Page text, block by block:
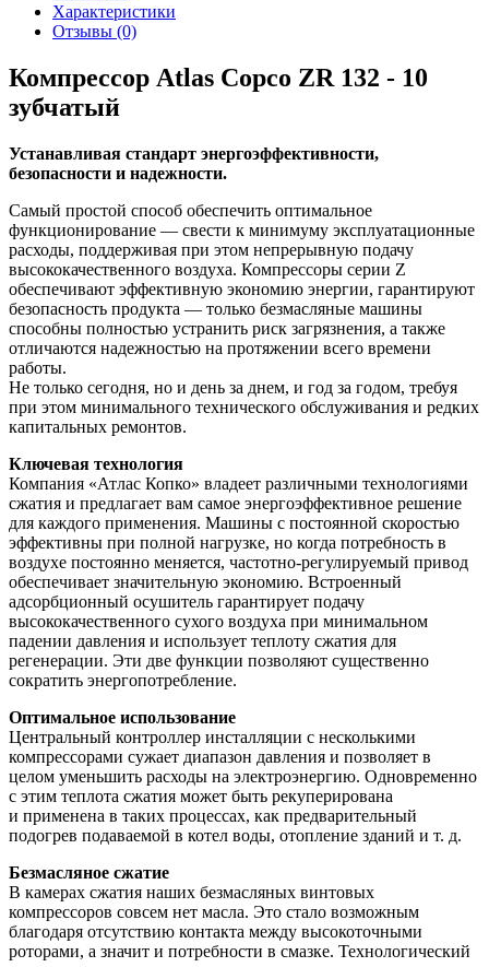
Характеристики
Отзывы (0)
Компрессор Atlas Copco ZR 132 - 10
зубчатый
Устанавливая стандарт энергоэффективности,
безопасности и надежности.
Самый простой способ обеспечить оптимальное
функционирование — свести к минимуму эксплуатационные
расходы, поддерживая при этом непрерывную подачу
высококачественного воздуха. Компрессоры серии Z
обеспечивают эффективную экономию энергии, гарантируют
безопасность продукта — только безмасляные машины
способны полностью устранить риск загрязнения, а также
отличаются надежностью на протяжении всего времени
работы.
Не только сегодня, но и день за днем, и год за годом, требуя
при этом минимального технического обслуживания и редких
капитальных ремонтов.
Ключевая технология
Компания «Атлас Копко» владеет различными технологиями
сжатия и предлагает вам самое энергоэффективное решение
для каждого применения. Машины с постоянной скоростью
эффективны при полной нагрузке, но когда потребность в
воздухе постоянно меняется, частотно-регулируемый привод
обеспечивает значительную экономию. Встроенный
адсорбционный осушитель гарантирует подачу
высококачественного сухого воздуха при минимальном
падении давления и использует теплоту сжатия для
регенерации. Эти две функции позволяют существенно
сократить энергопотребление.
Оптимальное использование
Центральный контроллер инсталляции с несколькими
компрессорами сужает диапазон давления и позволяет в
целом уменьшить расходы на электроэнергию. Одновременно
с этим теплота сжатия может быть рекуперирована
и применена в таких процессах, как предварительный
подогрев подаваемой в котел воды, отопление зданий и т. д.
Безмасляное сжатие
В камерах сжатия наших безмасляных винтовых
компрессоров совсем нет масла. Это стало возможным
благодаря отсутствию контакта между высокоточными
роторами, а значит и потребности в смазке. Технологический